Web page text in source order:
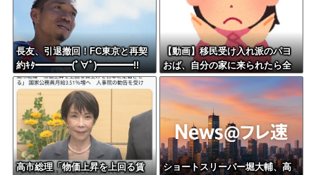
長友、引退撤回！FC東京と再契
約ｷﾀ━━━━(ﾟ∀ﾟ)━━━━!!
【動画】移民受け入れ派のパヨ
おば、自分の家に来られたら全
力で拒否るｗｗｗｗｗｗｗｗｗ
ｗｗｗ
高市総理「物価上昇を上回る賃
ショートスリーパー堀大輔、高